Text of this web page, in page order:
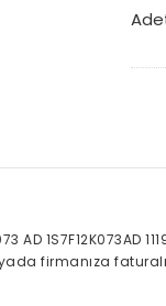
AD 1S7F12K073AD
firmanıza